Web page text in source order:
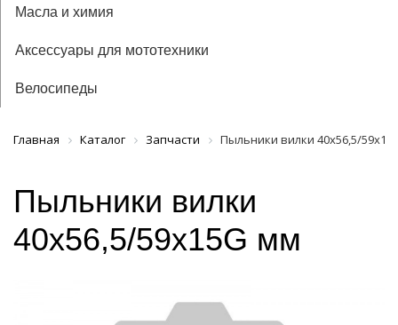
Масла и химия
Аксессуары для мототехники
Велосипеды
Главная Каталог Запчасти Пыльники вилки 40x56,5/
Пыльники вилки
40x56,5/59x15G мм